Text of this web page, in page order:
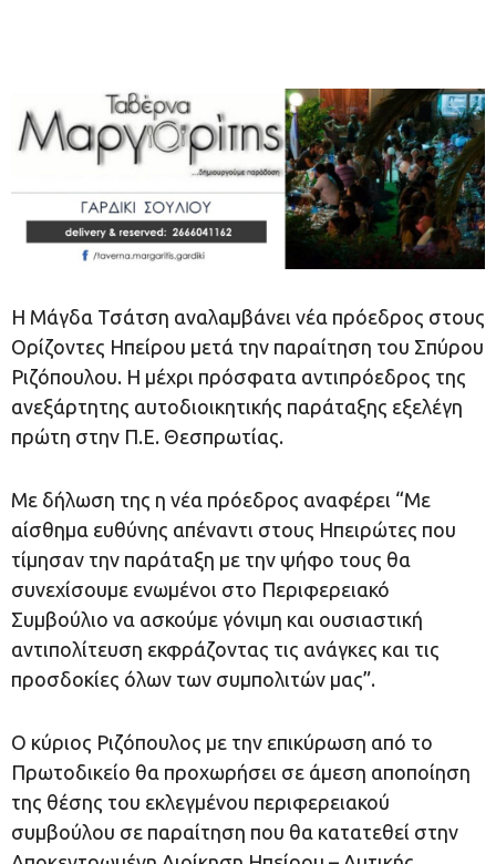
Η Μάγδα Τσάτση αναλαμβάνει νέα πρόεδρος στους
Ορίζοντες Ηπείρου μετά την παραίτηση του Σπύρου
Ριζόπουλου. Η μέχρι πρόσφατα αντιπρόεδρος της
ανεξάρτητης αυτοδιοικητικής παράταξης εξελέγη
πρώτη στην Π.Ε. Θεσπρωτίας.
Με δήλωση της η νέα πρόεδρος αναφέρει “Με
αίσθημα ευθύνης απέναντι στους Ηπειρώτες που
τίμησαν την παράταξη με την ψήφο τους θα
συνεχίσουμε ενωμένοι στο Περιφερειακό
Συμβούλιο να ασκούμε γόνιμη και ουσιαστική
αντιπολίτευση εκφράζοντας τις ανάγκες και τις
προσδοκίες όλων των συμπολιτών μας”.
Ο κύριος Ριζόπουλος με την επικύρωση από το
Πρωτοδικείο θα προχωρήσει σε άμεση αποποίηση
της θέσης του εκλεγμένου περιφερειακού
συμβούλου σε παραίτηση που θα κατατεθεί στην